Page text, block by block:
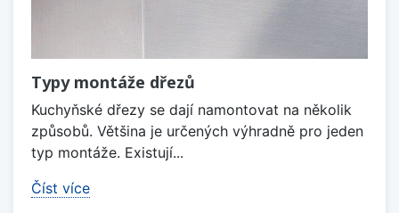
Typy montáže dřezů
Kuchyňské dřezy se dají namontovat na několik
způsobů. Většina je určených výhradně pro jeden
typ montáže. Existují...
Číst více